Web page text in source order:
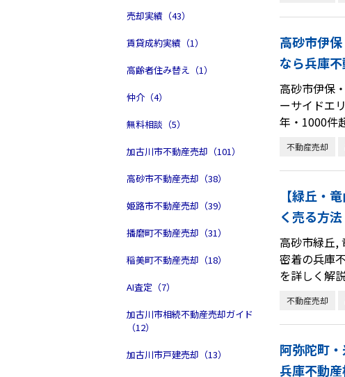
売却実績（43）
賃貸成約実績（1）
高齢者住み替え（1）
仲介（4）
無料相談（5）
加古川市不動産売却（101）
高砂市不動産売却（38）
姫路市不動産売却（39）
播磨町不動産売却（31）
稲美町不動産売却（18）
AI査定（7）
加古川市相続不動産売却ガイド
（12）
加古川市戸建売却（13）
高砂市伊
なら兵庫
高砂市伊保
ーサイドエ
年・1000件
不動産売却
【緑丘・
く売る方
高砂市緑丘,
密着の兵庫
を詳しく解
不動産売却
阿弥陀町
兵庫不動